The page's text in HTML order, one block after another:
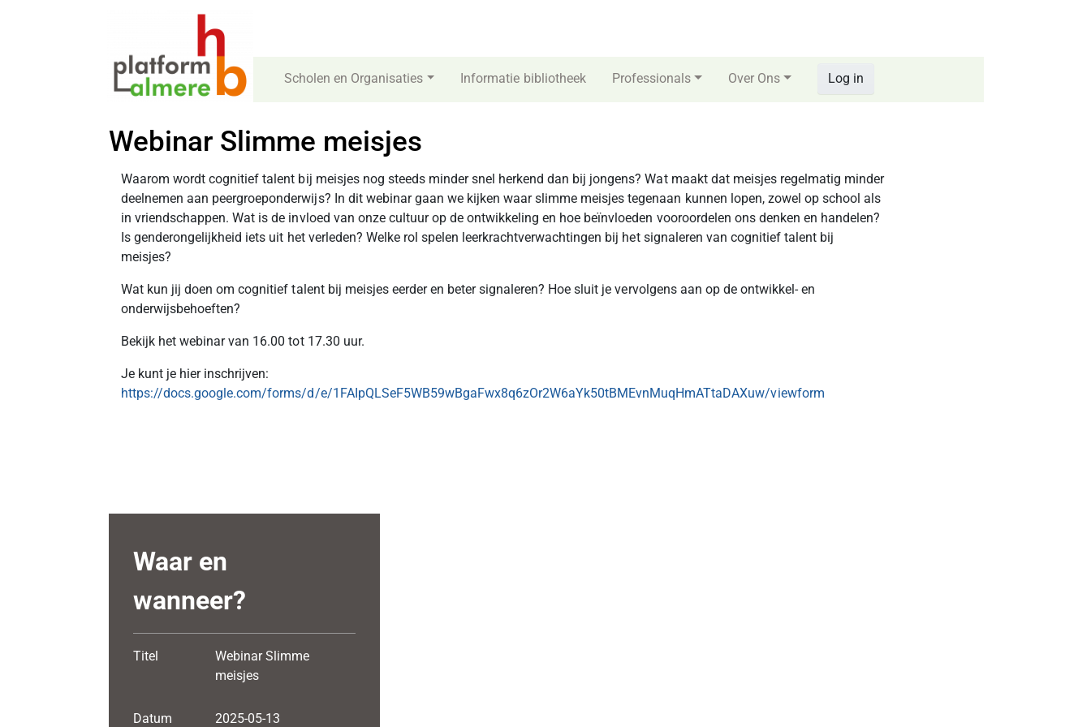
Scholen en Organisaties Informatie bibliotheek Professionals Over Ons Log in
Webinar Slimme meisjes
Waarom wordt cognitief talent bij meisjes nog steeds minder snel herkend dan bij jongens? Wat maakt dat meisjes regelmatig minder
deelnemen aan peergroeponderwijs? In dit webinar gaan we kijken waar slimme meisjes tegenaan kunnen lopen, zowel op school als
in vriendschappen. Wat is de invloed van onze cultuur op de ontwikkeling en hoe beïnvloeden vooroordelen ons denken en handelen?
Is genderongelijkheid iets uit het verleden? Welke rol spelen leerkrachtverwachtingen bij het signaleren van cognitief talent bij
meisjes?
Wat kun jij doen om cognitief talent bij meisjes eerder en beter signaleren? Hoe sluit je vervolgens aan op de ontwikkel- en
onderwijsbehoeften?
Bekijk het webinar van 16.00 tot 17.30 uur.
Je kunt je hier inschrijven:
https://docs.google.com/forms/d/e/1FAIpQLSeF5WB59wBgaFwx8q6zOr2W6aYk50tBMEvnMuqHmATtaDAXuw/viewform
Waar en
wanneer?
Titel
Webinar Slimme
meisjes
Datum 2025-05-13